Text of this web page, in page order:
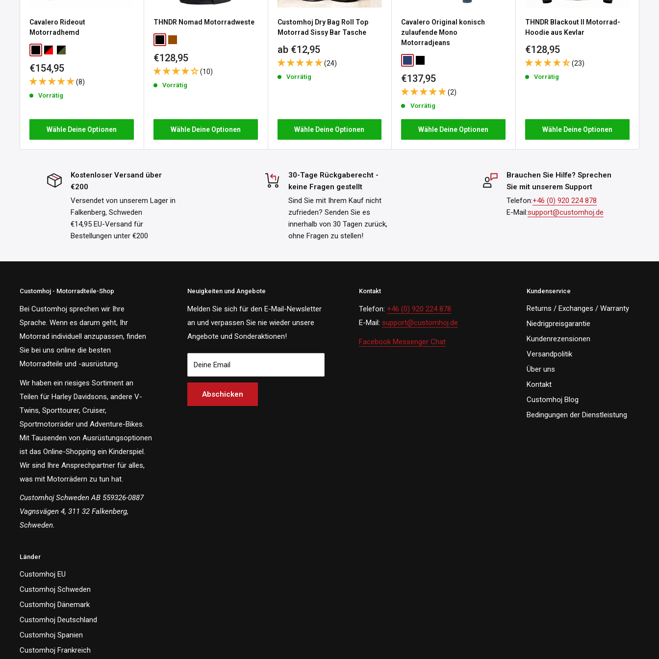
Rückgaberecht ab dem Tag, an dem Sie Ihre Bestellung erhalten haben. Die Kosten für
Bitte beachten Sie, dass das Rückgaberecht nicht für personalisierte oder auf
Bestellung gefertigte Produkte gilt. Die vollständigen Details und Bedingungen finden Sie
in unseren Rückgabebedingungen
Cavalero Rideout
Motorradhemd
BlackRed / Black
Forest Grey / Black
Sonderpreis
€154,95
(8)
Vorrätig
Wähle Deine Optionen
THNDR Nomad Motorradweste
Sonderpreis
€128,95
(10)
Vorrätig
Wähle Deine Optionen
Customhoj Dry Bag Roll Top
Motorrad Sissy Bar Tasche
Sonderpreis
ab €12,95
(24)
Vorrätig
Wähle Deine Optionen
Cavalero Original konisch
zulaufende Mono
Motorradjeans
Sonderpreis
€137,95
(2)
Vorrätig
Wähle Deine Optionen
THNDR Blackout II Motorrad-
Hoodie aus Kevlar
Sonderpreis
€128,95
(23)
Vorrätig
Wähle Deine Optionen
Kostenloser Versand über
€200
Versendet von unserem Lager in
Falkenberg, Schweden
€14,95 EU-Versand für
Bestellungen unter €200
30-Tage Rückgaberecht -
keine Fragen gestellt
Sind Sie mit Ihrem Kauf nicht
zufrieden? Senden Sie es
innerhalb von 30 Tagen zurück,
ohne Fragen zu stellen!
Brauchen Sie Hilfe? Sprechen
Sie mit unserem Support
Telefon:+46 (0) 920 224 878
E-Mail:support@customhoj.de
Customhoj - Motorradteile-Shop
Bei Customhoj sprechen wir Ihre
Sprache. Wenn es darum geht, Ihr
Motorrad individuell anzupassen, finden
Sie bei uns online die besten
Motorradteile und -ausrüstung.
Wir haben ein riesiges Sortiment an
Teilen für Harley Davidsons, andere V-
Twins, Sporttourer, Cruiser,
Sportmotorräder und Adventure-Bikes.
Mit Tausenden von Ausrüstungsoptionen
ist das Online-Shopping ein Kinderspiel.
Wir sind Ihre Ansprechpartner für alles,
was mit Motorrädern zu tun hat.
Customhoj Schweden AB 559326-0887
Vagnsvägen 4, 311 32 Falkenberg,
Schweden.
Neuigkeiten und Angebote
Melden Sie sich für den E-Mail-Newsletter
an und verpassen Sie nie wieder unsere
Angebote und Sonderaktionen!
Deine Email
Abschicken
Kontakt
Telefon: +46 (0) 920 224 878
E-Mail: support@customhoj.de
Facebook Messenger Chat
Kundenservice
Returns / Exchanges / Warranty
Niedrigpreisgarantie
Kundenrezensionen
Versandpolitik
Über uns
Kontakt
Customhoj Blog
Bedingungen der Dienstleistung
Länder
Customhoj EU
Customhoj Schweden
Customhoj Dänemark
Customhoj Deutschland
Customhoj Spanien
Customhoj Frankreich